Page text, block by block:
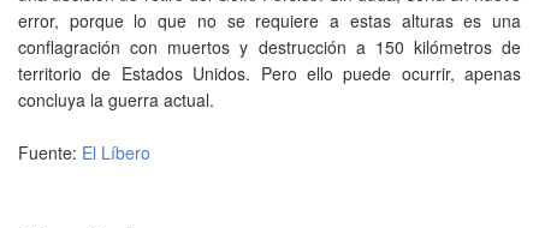
error, porque lo que no se requiere a estas alturas es una
conflagración con muertos y destrucción a 150 kilómetros de
territorio de Estados Unidos. Pero ello puede ocurrir, apenas
concluya la guerra actual.
Fuente: El Líbero